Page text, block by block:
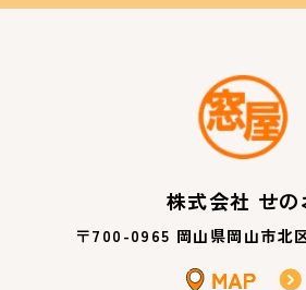
株式会社 せの
〒700-0965 岡山県岡山市北